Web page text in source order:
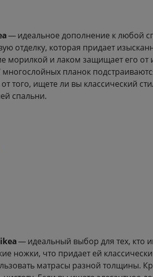
— идеальное дополнение к любой
отделку, которая придает
морилкой и лаком защищает его
планок
того, ищете ли вы классический
спальни.
— идеальный выбор для тех, кто
ножки, что придает ей
матрасы разной толщины.